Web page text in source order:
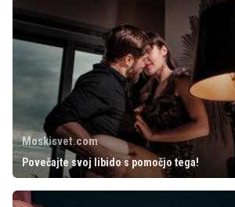
Moskisvet.com
Povečajte svoj libido s pomočjo tega!